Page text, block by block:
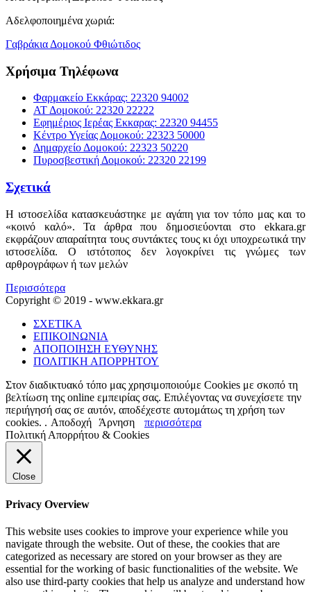
Αδελφοποιημένα χωριά:
Γαβράκια Δομοκού Φθιώτιδος
Χρήσιμα Τηλέφωνα
Φαρμακείο Εκκάρας: 22320 94002
ΑΤ Δομοκού: 22320 22222
Εφημέριος Ιερέας Εκκαρας: 22320 94455
Κέντρο Υγείας Δομοκού: 22323 50000
Δημαρχείο Δομοκού: 22323 50220
Πυροσβεστική Δομοκού: 22320 22199
Σχετικά
Η ιστοσελίδα κατασκευάστηκε με αγάπη για τον τόπο μας και το
«κοινό καλό». Τα άρθρα που δημοσιεύονται στο ekkara.gr
εκφράζουν απαραίτητα τους συντάκτες τους κι όχι υποχρεωτικά την
ιστοσελίδα. Ο ιστότοπος δεν λογοκρίνει τις γνώμες των
αρθρογράφων ή των μελών
Περισσότερα
Copyright © 2019 - www.ekkara.gr
ΣΧΕΤΙΚΑ
ΕΠΙΚΟΙΝΩΝΙΑ
ΑΠΟΠΟΙΗΣΗ ΕΥΘΥΝΗΣ
ΠΟΛΙΤΙΚΗ ΑΠΟΡΡΗΤΟΥ
Στον διαδικτυακό τόπο μας χρησιμοποιούμε Cookies με σκοπό τη
βελτίωση της online εμπειρίας σας. Επιλέγοντας να συνεχίσετε την
περιήγησή σας σε αυτόν, αποδέχεστε αυτομάτως τη χρήση των
cookies. . Αποδοχή Άρνηση
περισσότερα
Πολιτική Απορρήτου & Cookies
Close
Privacy Overview
This website uses cookies to improve your experience while you
navigate through the website. Out of these, the cookies that are
categorized as necessary are stored on your browser as they are
essential for the working of basic functionalities of the website. We
also use third-party cookies that help us analyze and understand how